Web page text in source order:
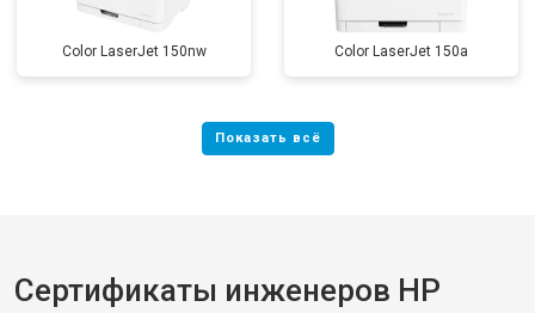
Color LaserJet 150nw Color LaserJet 150a
Сертификаты инженеров HP